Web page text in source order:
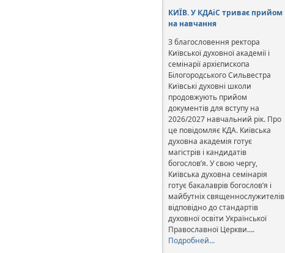
КИЇВ. У КДАіС триває прийом
на навчання
З благословення ректора
Київської духовної академії і
семінарії архієпископа
Білогородського Сильвестра
Київські духовні школи
продовжують прийом
документів для вступу на
2026/2027 навчальний рік. Про
це повідомляє КДА. Київська
духовна академія готує
магістрів і кандидатів
богослов’я. У свою чергу,
Київська духовна семінарія
готує бакалаврів богослов’я і
майбутніх священнослужителів
відповідно до стандартів
духовної освіти Української
Православної Церкви….
Подробней…